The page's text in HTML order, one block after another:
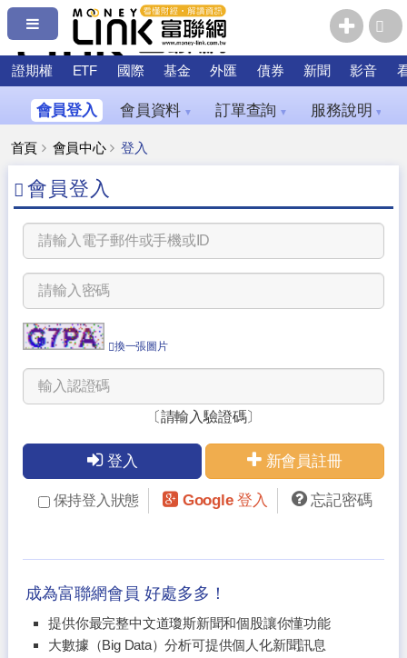
證期權 ETF 國際 基金 外匯 債券 新聞 影音
會員登入 會員資料 ▼ 訂單查詢 ▼ 服務說明 ▼
首頁 會員中心 登入
會員登入
換一張圖片
〔請輸入驗證碼〕
登入 新會員註冊
保持登入狀態 Google 登入 忘記密碼
成為富聯網會員 好處多多！
提供你最完整中文道瓊斯新聞和個股讓你懂功能
大數據（Big Data）分析可提供個人化新聞訊息